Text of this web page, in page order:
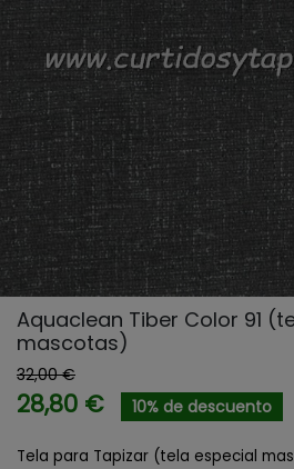
Aquaclean Tiber Color 91
mascotas)
32,00 €
28,80 € 10% de descuento
Tela para Tapizar (tela especial